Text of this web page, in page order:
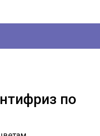
по